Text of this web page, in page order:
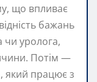
що впливає
бажань
чи уролога,
Потім —
який працює з